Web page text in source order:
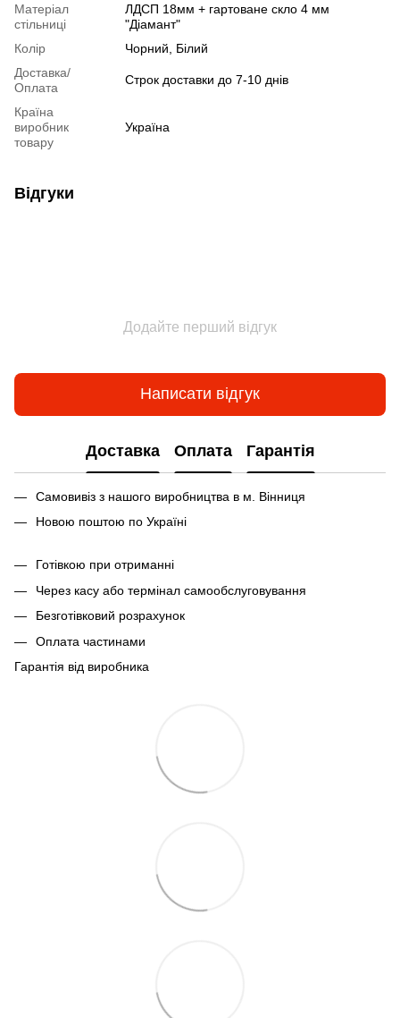
Матеріал
стільниці
ЛДСП 18мм + гартоване скло 4 мм
"Діамант"
Колір
Чорний, Білий
Доставка/
Оплата
Строк доставки до 7-10 днів
Країна
виробник
товару
Україна
Відгуки
Додайте перший відгук
Написати відгук
Доставка Оплата Гарантія
Самовивіз з нашого виробництва в м. Вінниця
Новою поштою по Україні
Готівкою при отриманні
Через касу або термінал самообслуговування
Безготівковий розрахунок
Оплата частинами
Гарантія від виробника